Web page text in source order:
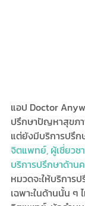
แอป Doctor
ปรึกษาปัญหาสุขภา
แต่ยังมีบริการปรึก
จิตแพทย์, ผู้เชี่ยวช
บริการปรึกษาด้าน
หมวดจะให้บริการ
เฉพาะในด้านนั้น ๆ